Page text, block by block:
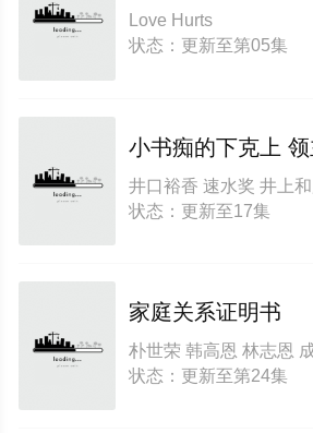
Love Hurts
状态：更新至第05集
状态：更新至17集
家庭关系证明书
状态：更新至第24集